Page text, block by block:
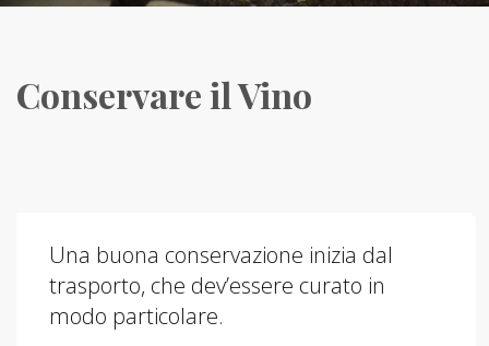
Conservare il Vino
Una buona conservazione inizia dal
trasporto, che dev’essere curato in
modo particolare.